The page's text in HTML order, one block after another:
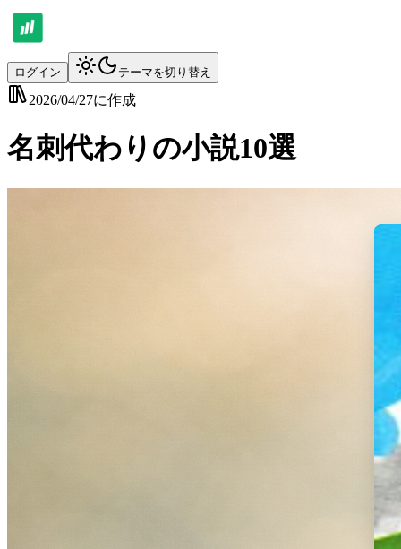
ログイン テーマを切り替え
2026/04/27に作成
名刺代わりの小説10選